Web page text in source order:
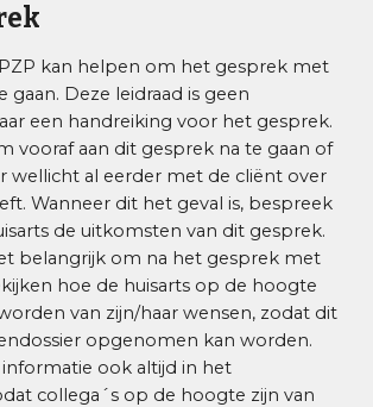
kan helpen om het gesprek met
gaan. Deze leidraad is geen
een handreiking voor het gesprek.
vooraf aan dit gesprek na te gaan of
wellicht al eerder met de cliënt over
Wanneer dit het geval is, bespreek
de uitkomsten van dit gesprek.
belangrijk om na het gesprek met
hoe de huisarts op de hoogte
van zijn/haar wensen, zodat dit
opgenomen kan worden.
ook altijd in het
collega´s op de hoogte zijn van